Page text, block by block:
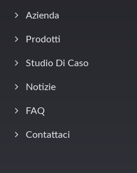
Azienda
Prodotti
Studio Di Caso
Notizie
FAQ
Contattaci